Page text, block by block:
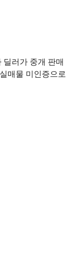
러가 중개 판매
매물 미인증으로